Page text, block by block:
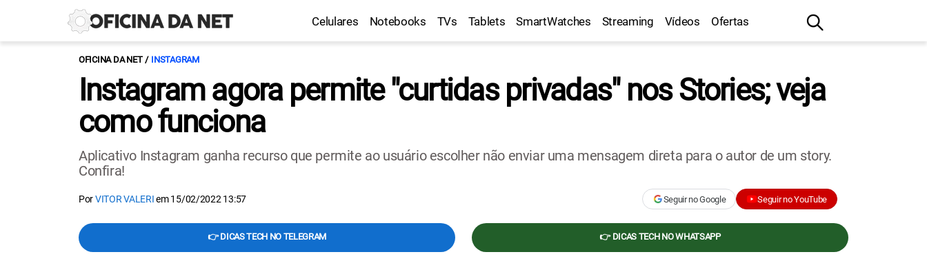
Celulares Notebooks TVs Tablets SmartWatches Streaming Vídeos Ofertas
OFICINA DA NET INSTAGRAM
Instagram agora permite "curtidas privadas" nos Stories; veja
como funciona
Aplicativo Instagram ganha recurso que permite ao usuário escolher não enviar uma mensagem direta para o autor de um story.
Confira!
PorVITOR VALERIem15/02/2022 13:57 Seguir no Google Seguir no YouTube
👉 DICAS TECH NO TELEGRAM 👉 DICAS TECH NO WHATSAPP